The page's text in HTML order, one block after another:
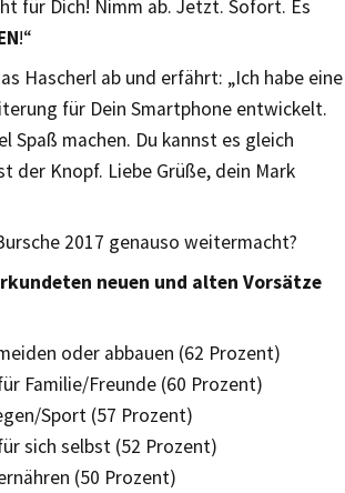
für Dich! Nimm ab. Jetzt. Sofort. Es
!“
Hascherl ab und erfährt: „Ich habe eine
für Dein Smartphone entwickelt.
Spaß machen. Du kannst es gleich
der Knopf. Liebe Grüße, dein Mark
2017 genauso weitermacht?
neuen und alten Vorsätze
oder abbauen (62 Prozent)
Familie/Freunde (60 Prozent)
Sport (57 Prozent)
sich selbst (52 Prozent)
(50 Prozent)